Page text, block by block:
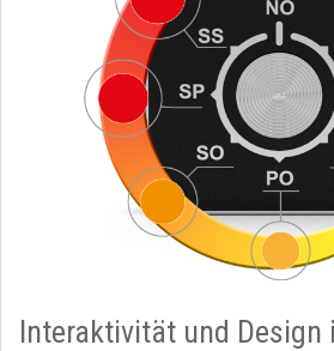
Interaktivität und Design